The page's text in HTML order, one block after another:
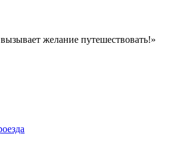
желание путешествовать!»